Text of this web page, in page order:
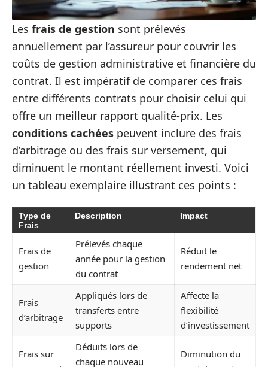
Les frais de gestion sont prélevés
annuellement par l’assureur pour couvrir les
coûts de gestion administrative et financière du
contrat. Il est impératif de comparer ces frais
entre différents contrats pour choisir celui qui
offre un meilleur rapport qualité-prix. Les
conditions cachées peuvent inclure des frais
d’arbitrage ou des frais sur versement, qui
diminuent le montant réellement investi. Voici
un tableau exemplaire illustrant ces points :
Type de
Frais
Description Impact
Frais de
gestion
Prélevés chaque
année pour la gestion
du contrat
Réduit le
rendement net
Frais
d’arbitrage
Appliqués lors de
transferts entre
supports
Affecte la
flexibilité
d’investissement
Frais sur
Déduits lors de
chaque nouveau
Diminution du